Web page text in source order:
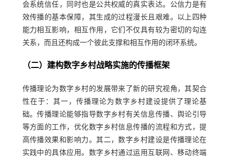
会系统信任，同时也是公共权威的真实表达。公信力是有
效传播的基本保障，其生成的过程漫长且艰难。以上四种
能力相互影响，相互作用，它们不仅具有较为密切的勾连
关系，而且还构成一个彼此支撑和相互作用的闭环系统。
（二）建构数字乡村战略实施的传播框架
传播理论为数字乡村的发展带来了新的研究视角，其契合
性在于：其一，传播理论为数字乡村建设提供了理论基
础。传播理论能够指导数字乡村有关信息传播、舆论引导
等方面的工作，优化数字乡村信息传播的流程和方式，提
高传播效果和影响力。其二，数字乡村建设是传播理论在
实践中的具体应用。数字乡村通过运用互联网、移动终端